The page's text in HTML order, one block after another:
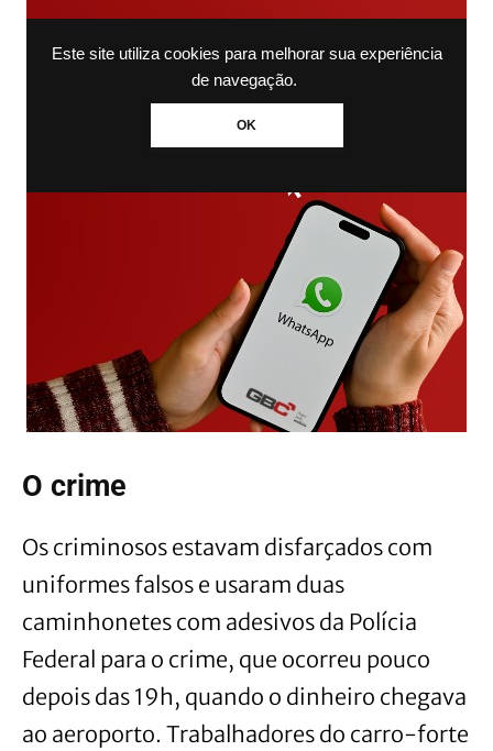
Este site utiliza cookies para melhorar sua experiência
de navegação.
OK
O crime
Os criminosos estavam disfarçados com
uniformes falsos e usaram duas
caminhonetes com adesivos da Polícia
Federal para o crime, que ocorreu pouco
depois das 19h, quando o dinheiro chegava
ao aeroporto. Trabalhadores do carro-forte